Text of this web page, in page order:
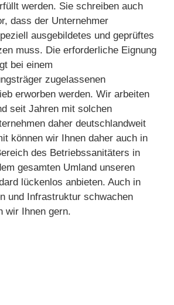
werden. Sie schreiben auch
dass der Unternehmer
ausgebildetes und geprüftes
muss. Die erforderliche Eignung
bei einem
zugelassenen
erworben werden. Wir arbeiten
seit Jahren mit solchen
daher deutschlandweit
können wir Ihnen daher auch in
des Betriebssanitäters in
gesamten Umland unseren
lückenlos anbieten. Auch in
und Infrastruktur schwachen
wir Ihnen gern.